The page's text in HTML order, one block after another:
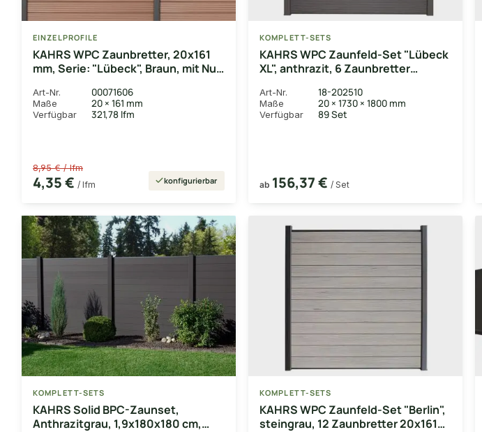
EINZELPROFILE
KAHRS WPC Zaunbretter, 20x161
mm, Serie: "Lübeck", Braun, mit Nut
Art-Nr. 00071606
Maße 20 × 161 mm
Verfügbar 321,78 lfm
8,95 € / lfm
4,35 € / lfm konfigurierbar
KOMPLETT-SETS
KAHRS WPC Zaunfeld-Set "Lübeck
XL", anthrazit, 6 Zaunbretter
Endleiste in anthrazitbraun +
Fixierungsstange (exkl. Pfosten),
180x180 cm
Art-Nr. 18-202510
Maße 20 × 1730 × 1800 mm
Verfügbar 89 Set
ab 156,37 € / Set
KOMPLETT-SETS
KAHRS Solid BPC-Zaunset,
Anthrazitgrau, 1,9x180x180 cm,
KOMPLETT-SETS
KAHRS WPC Zaunfeld-Set "Berlin",
steingrau, 12 Zaunbretter 20x161